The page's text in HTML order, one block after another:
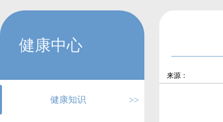
健康中心
健康知识 >>
来源：